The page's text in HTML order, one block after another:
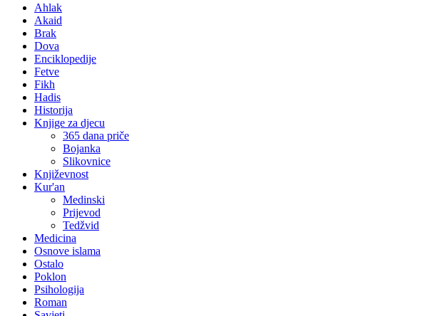
Ahlak
Akaid
Brak
Dova
Enciklopedije
Fetve
Fikh
Hadis
Historija
Knjige za djecu
365 dana priče
Bojanka
Slikovnice
Književnost
Kur'an
Medinski
Prijevod
Tedžvid
Medicina
Osnove islama
Ostalo
Poklon
Psihologija
Roman